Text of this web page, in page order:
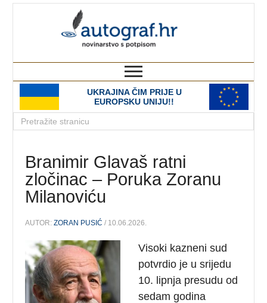
UKRAJINA ČIM PRIJE U
EUROPSKU UNIJU!!
Branimir Glavaš ratni
zločinac – Poruka Zoranu
Milanoviću
AUTOR:ZORAN PUSIĆ / 10.06.2026.
Visoki kazneni sud
potvrdio je u srijedu
10. lipnja presudu od
sedam godina